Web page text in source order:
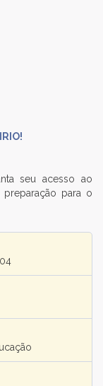
seu acesso ao
para o